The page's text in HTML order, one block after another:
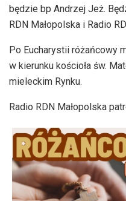
będzie bp Andrzej Jeż.
RDN Małopolska i Radio
Po Eucharystii różańcowy
w kierunku kościoła św.
mieleckim Rynku.
Radio RDN Małopolska